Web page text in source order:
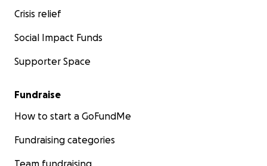
Crisis relief
Social Impact Funds
Supporter Space
Fundraise
How to start a GoFundMe
Fundraising categories
Team fundraising